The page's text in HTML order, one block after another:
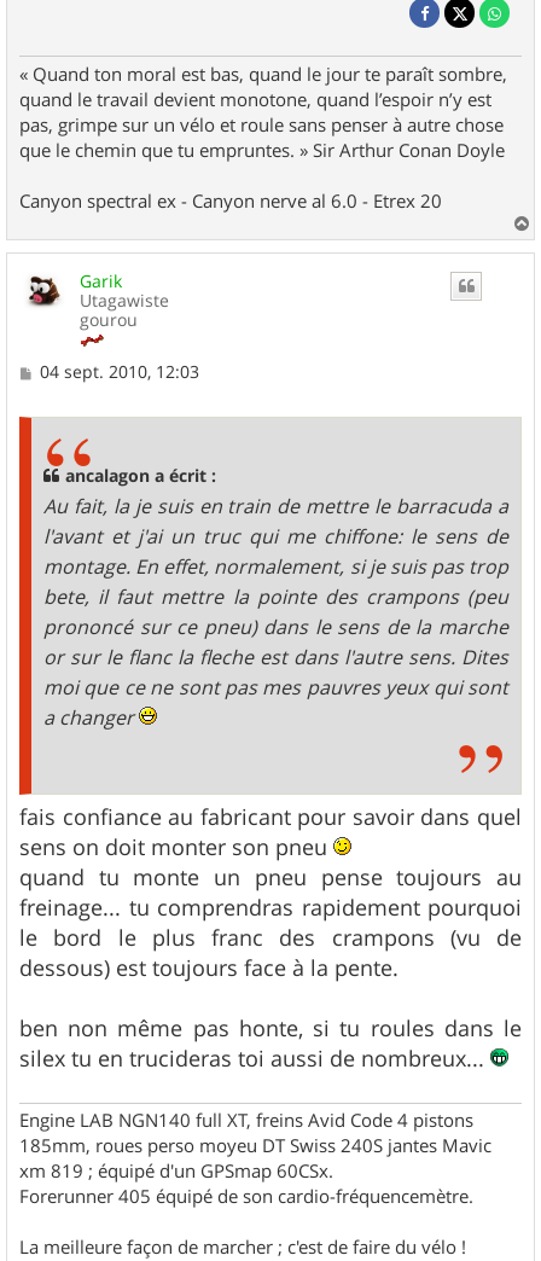
« Quand ton moral est bas, quand le jour te paraît sombre,
quand le travail devient monotone, quand l’espoir n’y est
pas, grimpe sur un vélo et roule sans penser à autre chose
que le chemin que tu empruntes. » Sir Arthur Conan Doyle
Canyon spectral ex - Canyon nerve al 6.0 - Etrex 20
a
u
Garik
Utagawiste
gourou
M
04 sept. 2010, 12:03
ancalagon a écrit :
Au fait, la je suis en train de mettre le barracuda a
l'avant et j'ai un truc qui me chiffone: le sens de
montage. En effet, normalement, si je suis pas trop
bete, il faut mettre la pointe des crampons (peu
prononcé sur ce pneu) dans le sens de la marche
or sur le flanc la fleche est dans l'autre sens. Dites
moi que ce ne sont pas mes pauvres yeux qui sont
a changer
fais confiance au fabricant pour savoir dans quel
sens on doit monter son pneu
quand tu monte un pneu pense toujours au
freinage... tu comprendras rapidement pourquoi
le bord le plus franc des crampons (vu de
dessous) est toujours face à la pente.
ben non même pas honte, si tu roules dans le
silex tu en trucideras toi aussi de nombreux...
Engine LAB NGN140 full XT, freins Avid Code 4 pistons
185mm, roues perso moyeu DT Swiss 240S jantes Mavic
xm 819 ; équipé d'un GPSmap 60CSx.
Forerunner 405 équipé de son cardio-fréquencemètre.
La meilleure façon de marcher ; c'est de faire du vélo !